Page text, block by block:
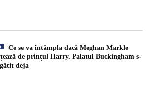
Ce se va întâmpla dacă Meghan Markle
de prințul Harry. Palatul Buckingham s-
deja